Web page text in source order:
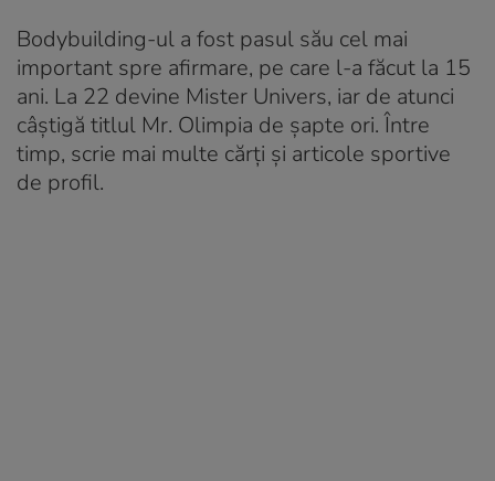
Bodybuilding-ul a fost pasul său cel mai
important spre afirmare, pe care l-a făcut la 15
ani. La 22 devine Mister Univers, iar de atunci
câştigă titlul Mr. Olimpia de şapte ori. Între
timp, scrie mai multe cărţi şi articole sportive
de profil.